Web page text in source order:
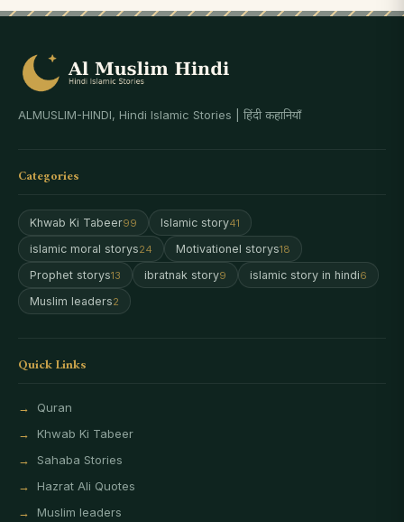
ALMUSLIM-HINDI, Hindi Islamic Stories | हिंदी कहानियाँ
Categories
Khwab Ki Tabeer99 Islamic story41
islamic moral storys24 Motivationel storys18
Prophet storys13 ibratnak story9 islamic story in hindi6
Muslim leaders2
Quick Links
Quran
Khwab Ki Tabeer
Sahaba Stories
Hazrat Ali Quotes
Muslim leaders